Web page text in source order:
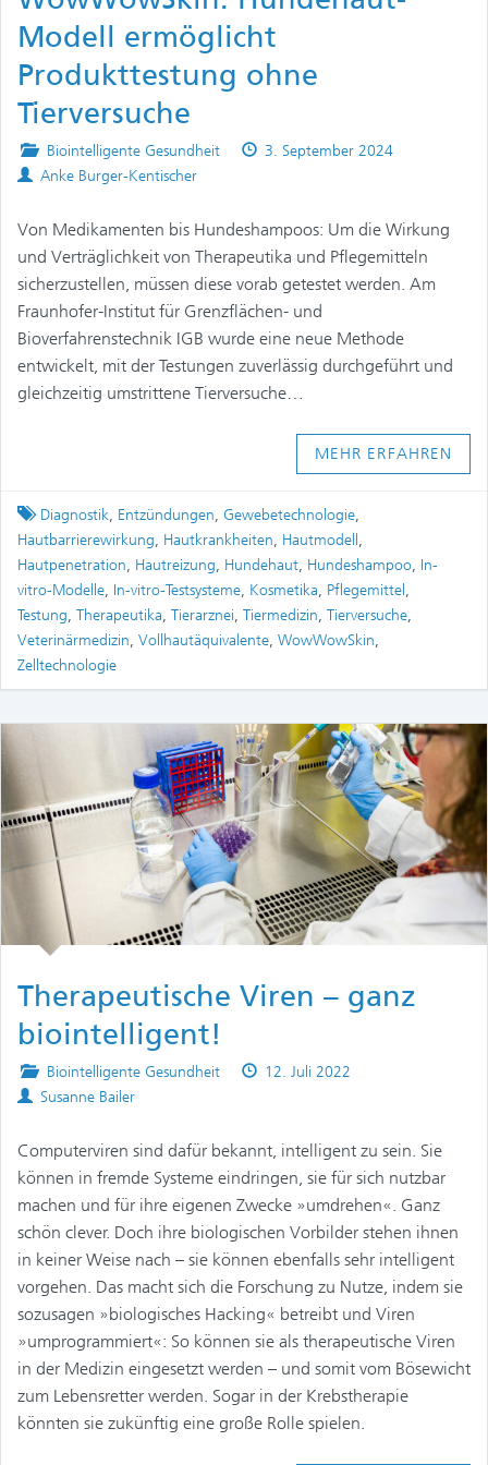
Modell ermöglicht
Produkttestung ohne
Tierversuche
Posted
in
Biointelligente Gesundheit
Published
3. September 2024
Authors
Anke Burger-Kentischer
Von Medikamenten bis Hundeshampoos: Um die Wirkung
und Verträglichkeit von Therapeutika und Pflegemitteln
sicherzustellen, müssen diese vorab getestet werden. Am
Fraunhofer-Institut für Grenzflächen- und
Bioverfahrenstechnik IGB wurde eine neue Methode
entwickelt, mit der Testungen zuverlässig durchgeführt und
gleichzeitig umstrittene Tierversuche…
MEHR ERFAHREN
Tagged
Diagnostik, Entzündungen, Gewebetechnologie,
Hautbarrierewirkung, Hautkrankheiten, Hautmodell ,
Hautpenetration, Hautreizung, Hundehaut, Hundeshampoo, In-
vitro-Modelle, In-vitro-Testsysteme, Kosmetika, Pflegemittel ,
Testung, Therapeutika, Tierarznei, Tiermedizin, Tierversuche,
Veterinärmedizin, Vollhautäquivalente, WowWowSkin,
Zelltechnologie
Therapeutische Viren – ganz
biointelligent!
Posted
in
Biointelligente Gesundheit
Published
12. Juli 2022
Authors
Susanne Bailer
Computerviren sind dafür bekannt, intelligent zu sein. Sie
können in fremde Systeme eindringen, sie für sich nutzbar
machen und für ihre eigenen Zwecke »umdrehen«. Ganz
schön clever. Doch ihre biologischen Vorbilder stehen ihnen
in keiner Weise nach – sie können ebenfalls sehr intelligent
vorgehen. Das macht sich die Forschung zu Nutze, indem sie
sozusagen »biologisches Hacking« betreibt und Viren
»umprogrammiert«: So können sie als therapeutische Viren
in der Medizin eingesetzt werden – und somit vom Bösewicht
zum Lebensretter werden. Sogar in der Krebstherapie
könnten sie zukünftig eine große Rolle spielen.